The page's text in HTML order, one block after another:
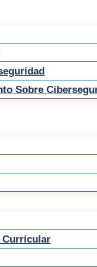
Sobre
Curricular